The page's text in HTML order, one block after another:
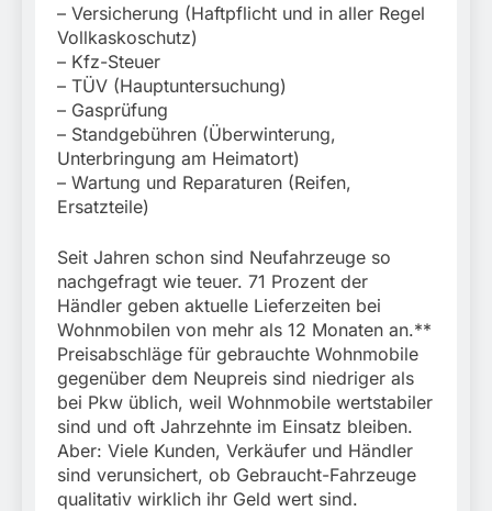
– Versicherung (Haftpflicht und in aller Regel
Vollkaskoschutz)
– Kfz-Steuer
– TÜV (Hauptuntersuchung)
– Gasprüfung
– Standgebühren (Überwinterung,
Unterbringung am Heimatort)
– Wartung und Reparaturen (Reifen,
Ersatzteile)
Seit Jahren schon sind Neufahrzeuge so
nachgefragt wie teuer. 71 Prozent der
Händler geben aktuelle Lieferzeiten bei
Wohnmobilen von mehr als 12 Monaten an.**
Preisabschläge für gebrauchte Wohnmobile
gegenüber dem Neupreis sind niedriger als
bei Pkw üblich, weil Wohnmobile wertstabiler
sind und oft Jahrzehnte im Einsatz bleiben.
Aber: Viele Kunden, Verkäufer und Händler
sind verunsichert, ob Gebraucht-Fahrzeuge
qualitativ wirklich ihr Geld wert sind.